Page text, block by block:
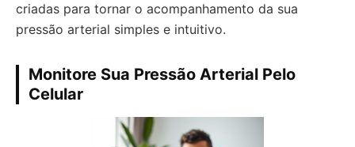
criadas para tornar o acompanhamento da sua
pressão arterial simples e intuitivo.
Monitore Sua Pressão Arterial Pelo
Celular